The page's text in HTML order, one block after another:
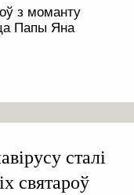
з моманту
Папы Яна
сталі
святароў